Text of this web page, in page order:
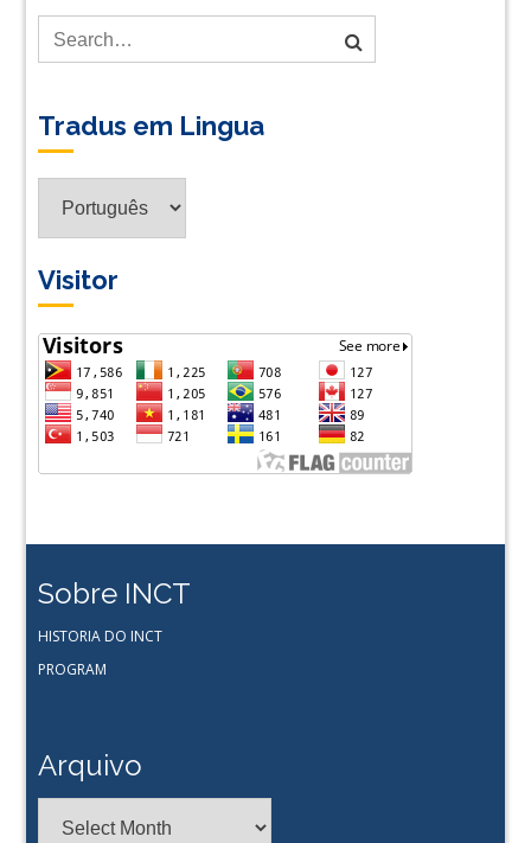
Tradus em Lingua
Visitor
Sobre INCT
HISTORIA DO INCT
PROGRAM
Arquivo